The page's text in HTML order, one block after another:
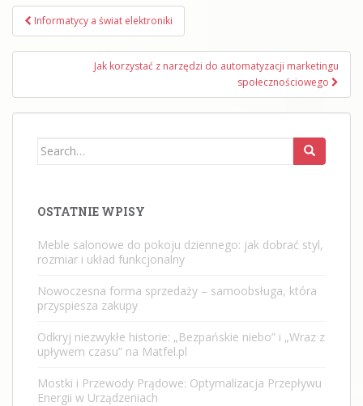
Nawigacja
wpisu
Informatycy a świat elektroniki
Jak korzystać z narzędzi do automatyzacji marketingu
społecznościowego
Search
OSTATNIE WPISY
Meble salonowe do pokoju dziennego: jak dobrać styl,
rozmiar i układ funkcjonalny
Nowoczesna forma sprzedaży – samoobsługa, która
przyspiesza zakupy
Odkryj niezwykłe historie: „Bezpańskie niebo” i „Wraz z
upływem czasu” na Matfel.pl
Mostki i Przewody Prądowe: Optymalizacja Przepływu
Energii w Urządzeniach